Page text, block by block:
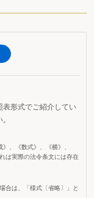
表形式でご紹介してい
、《数式》、《横》、
は実際の法令条文には存在
合は、「様式〔省略〕」と